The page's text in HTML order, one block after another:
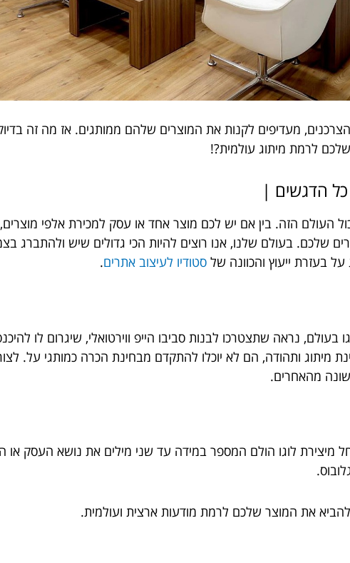
בנתונים, נבין שלמעלה מ 59 אחוז מהצרכנים, מעדיפים לקנות את המוצרים שלהם
לרמת מיתוג עולמית?!
כל הדגשים |
הוא בעצם הכול העולם הזה. בין אם יש לכם מוצר אחד או עסק למכירת אלפי
שלכם. בעולם שלנו, אנו רוצים להיות הכי גדולים שיש ולהתברג
בעזרת ייעוץ והכוונה של סטודיו לעיצוב אתרים.
נראה שתצטרכו לבנות סביבו הייפ ווירטואלי, שיגרום לו
מיתוג ותהודה, הם לא יוכלו להתקדם מבחינת הכרה כמותגי על.
מהאחרים.
מיצירת לוגו הולם המספר במידה עד שני מילים את נושא העסק או
להביא את המוצר שלכם לרמת מודעות ארצית ועולמית.